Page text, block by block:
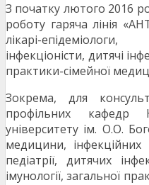
З початку лютого 2016
роботу гаряча лінія
лікарі-
інфекціоністи, дитячі
практики-сімейної
Зокрема, для
профільних кафедр
університету ім. О.О.
медицини, інфекційних
педіатрії, дитячих
імунології, загальної